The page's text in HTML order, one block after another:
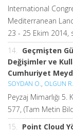
International
Mediterranean
23 - 25 Ekim 2014,
14. Geçmişten
Değişimler ve
Cumhuriyet
SOYDAN O., OLGUN R.
Peyzaj Mimarlığı
577, (Tam Metin
15. Point Cloud